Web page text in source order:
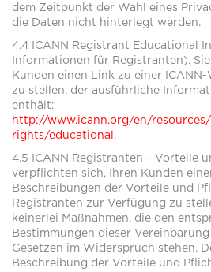
dem Zeitpunkt der Wahl eines
die Daten nicht hinterlegt werden.
4.4 ICANN Registrant Educational
Informationen für Registranten).
Kunden einen Link zu einer
zu stellen, der ausführliche
enthält:
http://www.icann.org/en/
rights/educational .
4.5 ICANN Registranten – Vorteile
verpflichten sich, Ihren Kunden
Beschreibungen der Vorteile und
Registranten zur Verfügung zu
keinerlei Maßnahmen, die den
Bestimmungen dieser
Gesetzen im Widerspruch stehen.
Beschreibung der Vorteile und